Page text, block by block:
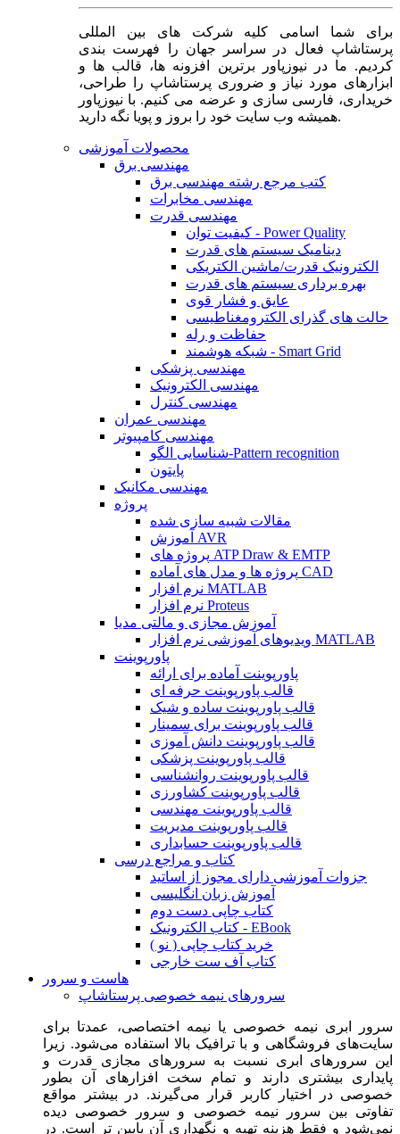
برای شما اسامی کلیه شرکت های بین المللی
پرستاشاپ فعال در سراسر جهان را فهرست بندی
کردیم. ما در نیوزپاور برترین افزونه ها، قالب ها و
ابزارهای مورد نیاز و ضروری پرستاشاپ را طراحی،
خریداری، فارسی سازی و عرضه می کنیم. با نیوزپاور
همیشه وب سایت خود را بروز و پویا نگه دارید.
محصولات آموزشی
مهندسی برق
کتب مرجع رشته مهندسی برق
مهندسی مخابرات
مهندسی قدرت
کیفیت توان - Power Quality
دینامیک سیستم های قدرت
الکترونیک قدرت/ماشین الکتریکی
بهره برداری سیستم های قدرت
عایق و فشار قوی
حالت های گذرای الکترومغناطیسی
حفاظت و رله
شبکه هوشمند - Smart Grid
مهندسی پزشکی
مهندسی الکترونیک
مهندسی کنترل
مهندسی عمران
مهندسی کامپیوتر
شناسایی الگو-Pattern recognition
پایتون
مهندسی مکانیک
پروژه
مقالات شبیه سازی شده
آموزش AVR
پروژه های ATP Draw & EMTP
پروژه ها و مدل های آماده CAD
نرم افزار MATLAB
نرم افزار Proteus
آموزش مجازی و مالتی مدیا
ویدیوهای آموزشی نرم افزار MATLAB
پاورپوینت
پاورپوینت آماده برای ارائه
قالب پاورپوینت حرفه ای
قالب پاورپوینت ساده و شیک
قالب پاورپوینت برای سمینار
قالب پاورپوینت دانش آموزی
قالب پاورپوینت پزشکی
قالب پاورپوینت روانشناسی
قالب پاورپوینت کشاورزی
قالب پاورپوینت مهندسی
قالب پاورپوینت مدیریت
قالب پاورپوینت حسابداری
کتاب و مراجع درسی
جزوات آموزشی دارای مجوز از اساتید
آموزش زبان انگلیسی
کتاب چاپی دست دوم
کتاب الکترونیک - EBook
خرید کتاب چاپی ( نو )
کتاب آف ست خارجی
هاست و سرور
سرورهای نیمه خصوصی پرستاشاپ
سرور ابری نیمه خصوصی یا نیمه اختصاصی، عمدتا برای
سایت‌های فروشگاهی و با ترافیک بالا استفاده می‌شود. زیرا
این سرورهای ابری نسبت به سرورهای مجازی قدرت و
پایداری بیشتری دارند و تمام سخت افزارهای آن بطور
خصوصی در اختیار کاربر قرار می‌گیرند. در بیشتر مواقع
تفاوتی بین سرور نیمه خصوصی و سرور خصوصی دیده
نمی‌شود و فقط هزینه تهیه و نگهداری آن پایین تر است. در